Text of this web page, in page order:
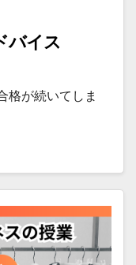
バイス
格が続いてしま